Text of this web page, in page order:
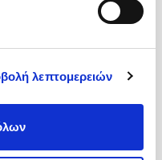
λεπτομερειών